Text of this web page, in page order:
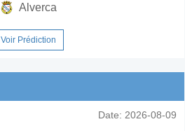
Alverca
Voir Prédiction
Date: 2026-08-09